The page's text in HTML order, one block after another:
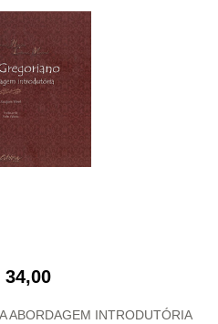
34,00
ABORDAGEM INTRODUTÓRIA